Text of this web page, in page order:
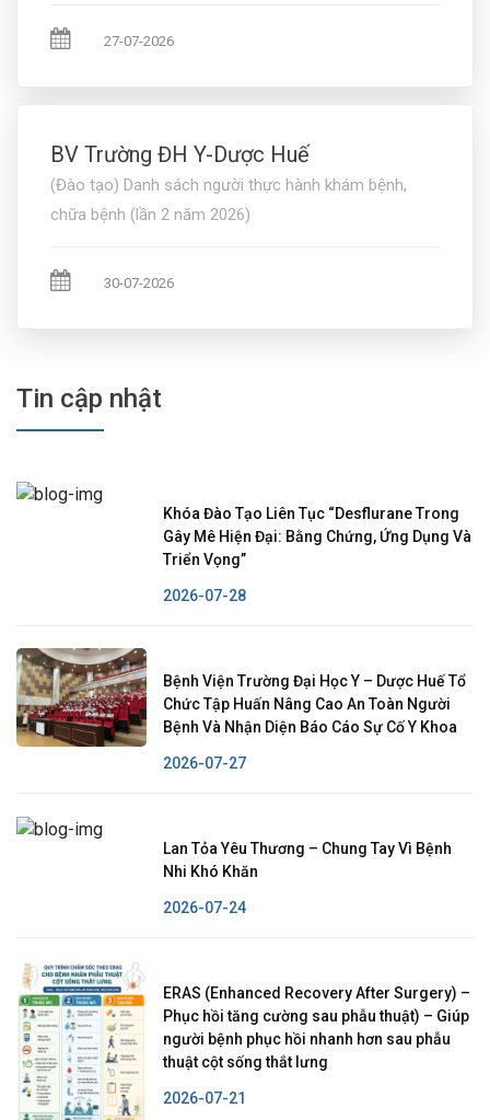
27-07-2026
BV Trường ĐH Y-Dược Huế
(Đào tạo) Danh sách người thực hành khám bệnh,
chữa bệnh (lần 2 năm 2026)
30-07-2026
Tin cập nhật
Khóa Đào Tạo Liên Tục “Desflurane Trong
Gây Mê Hiện Đại: Bằng Chứng, Ứng Dụng Và
Triển Vọng”
2026-07-28
Bệnh Viện Trường Đại Học Y – Dược Huế Tổ
Chức Tập Huấn Nâng Cao An Toàn Người
Bệnh Và Nhận Diện Báo Cáo Sự Cố Y Khoa
2026-07-27
Lan Tỏa Yêu Thương – Chung Tay Vì Bệnh
Nhi Khó Khăn
2026-07-24
ERAS (Enhanced Recovery After Surgery) –
Phục hồi tăng cường sau phẫu thuật) – Giúp
người bệnh phục hồi nhanh hơn sau phẫu
thuật cột sống thắt lưng
2026-07-21